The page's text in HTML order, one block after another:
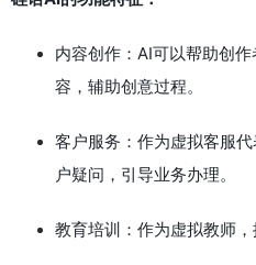
内容创作：AI可以帮助创
容，辅助创意过程。
客户服务：作为虚拟客服
户疑问，引导业务办理。
教育培训：作为虚拟教师，